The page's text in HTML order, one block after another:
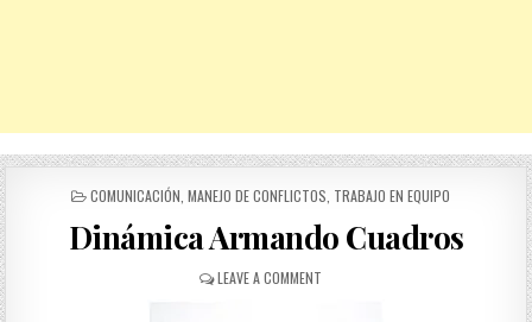
POSTED
COMUNICACIÓN MANEJO DE CONFLICTOS TRABAJO EN EQUIPO
Dinámica Armando Cuadros
LEAVE A COMMENTON